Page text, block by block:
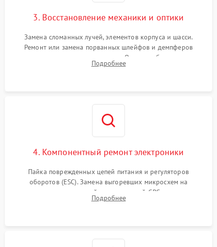
3. Восстановление механики и оптики
Замена сломанных лучей, элементов корпуса и шасси.
Ремонт или замена порванных шлейфов и демпферов
трехосевого подвеса камеры. Очистка объектива,
восстановление механизма фокусировки. Установка новых
Подробнее
4. Компонентный ремонт электроники
Пайка поврежденных цепей питания и регуляторов
оборотов (ESC). Замена выгоревших микросхем на
материнской плате, модулей GPS
Подробнее